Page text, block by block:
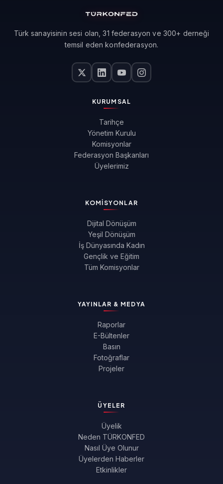
Türk sanayisinin sesi olan, 31 federasyon ve 300+ derneği
temsil eden konfederasyon.
KURUMSAL
Tarihçe
Yönetim Kurulu
Komisyonlar
Federasyon Başkanları
Üyelerimiz
KOMISYONLAR
Dijital Dönüşüm
Yeşil Dönüşüm
İş Dünyasında Kadın
Gençlik ve Eğitim
Tüm Komisyonlar
YAYINLAR & MEDYA
Raporlar
E-Bültenler
Basın
Fotoğraflar
Projeler
ÜYELER
Üyelik
Neden TÜRKONFED
Nasıl Üye Olunur
Üyelerden Haberler
Etkinlikler